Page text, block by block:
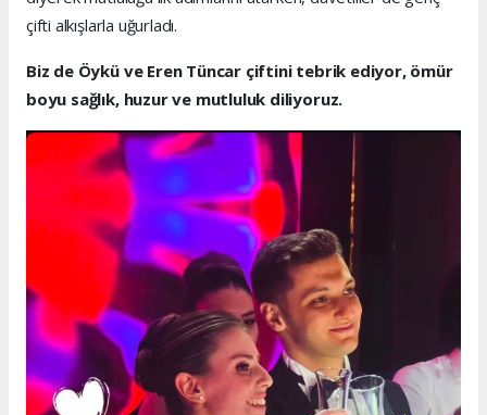
çifti alkışlarla uğurladı.
Biz de Öykü ve Eren Tüncar çiftini tebrik ediyor, ömür
boyu sağlık, huzur ve mutluluk diliyoruz.